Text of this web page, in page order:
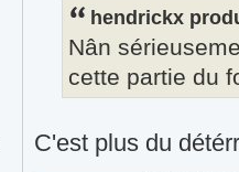
hendrickx
Nân
cette partie du
C'est plus du